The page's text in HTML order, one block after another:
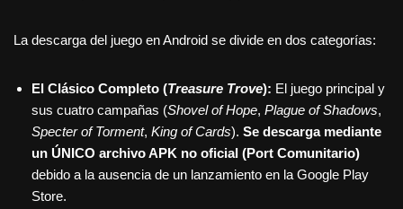
La descarga del juego en Android se divide en dos categorías:
El Clásico Completo (Treasure Trove): El juego principal y
sus cuatro campañas (Shovel of Hope, Plague of Shadows,
Specter of Torment, King of Cards). Se descarga mediante
un ÚNICO archivo APK no oficial (Port Comunitario)
debido a la ausencia de un lanzamiento en la Google Play
Store.